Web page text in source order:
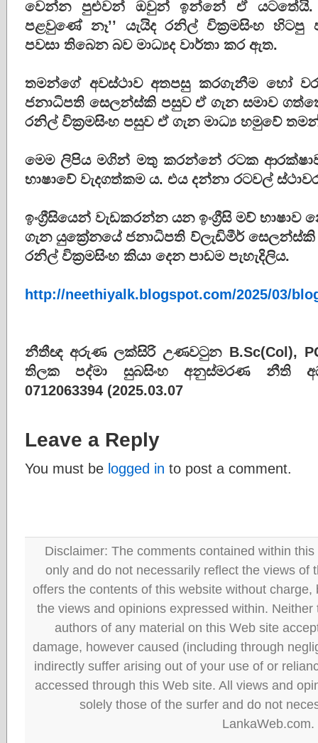
වෙන්න පුළුවන් ඔවුන් ඉන්නේ ඒ
පළවුණේ නෑ’’ යැයිද රනිල් වික්‍රමසිංහ හිටපු
පවසා තිබෙන බව මාධ්‍යද වාර්තා කර ඇත.
තමන්ගේ අවස්ථාව අතපසු කරගැනීම හෝ
ජනාධිපති සෙලන්ස්කි පසුව ඒ ගැන සමාව
රනිල් වික්‍රමසිංහ පසුව ඒ ගැන මාධ්‍ය හමුවේ
මෙම ලිපිය මගින් මතු කරන්නේ රටක
භාෂාවේ වැදගත්කම ය. එය දන්නා රටවල්
ඉංග්‍රීසියෙන් වැඩකරන්න යන ඉංග්‍රීසි මව්
ගැන යුක්‍රේනයේ ජනාධිපති ව්ලැඩිමීර් සෙලන්ස්කි
රනිල් වික්‍රමසිංහ කියා දෙන පාඩම පැහැදිලිය.
http://neethiyalk.blogspot.com/2025/03/
නීතීඥ අරුණ ලක්සිරි උණවටුන B.Sc(Col),
තිලක පද්මා සුබසිංහ අනුස්මරණ නීති
0712063394 (2025.03.07
Leave a Reply
You must be logged in to post a comment.
Disclaimer: The comments contained within
only and do not necessarily reflect the views of
offers the contents of this website without
the views and opinions expressed within.
authors of any material on this Web site
damage, however caused (including through
indirectly suffer arising out of your use of or
accessed through this Web site. All views and
solely those of the surfer and do not
LankaWeb.com.